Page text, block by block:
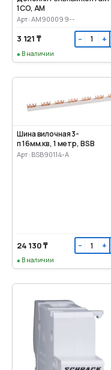
1CO, AM
Арт: AM900099--
3 121 ₸ − +
В наличии
Шина вилочная 3-
п 16мм.кв, 1 метр, BSB
Арт: BSB90114-A
24 130 ₸ − +
В наличии